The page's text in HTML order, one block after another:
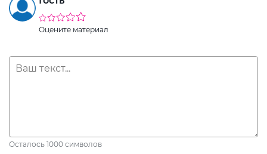
Оцените материал
Осталось 1000 символов